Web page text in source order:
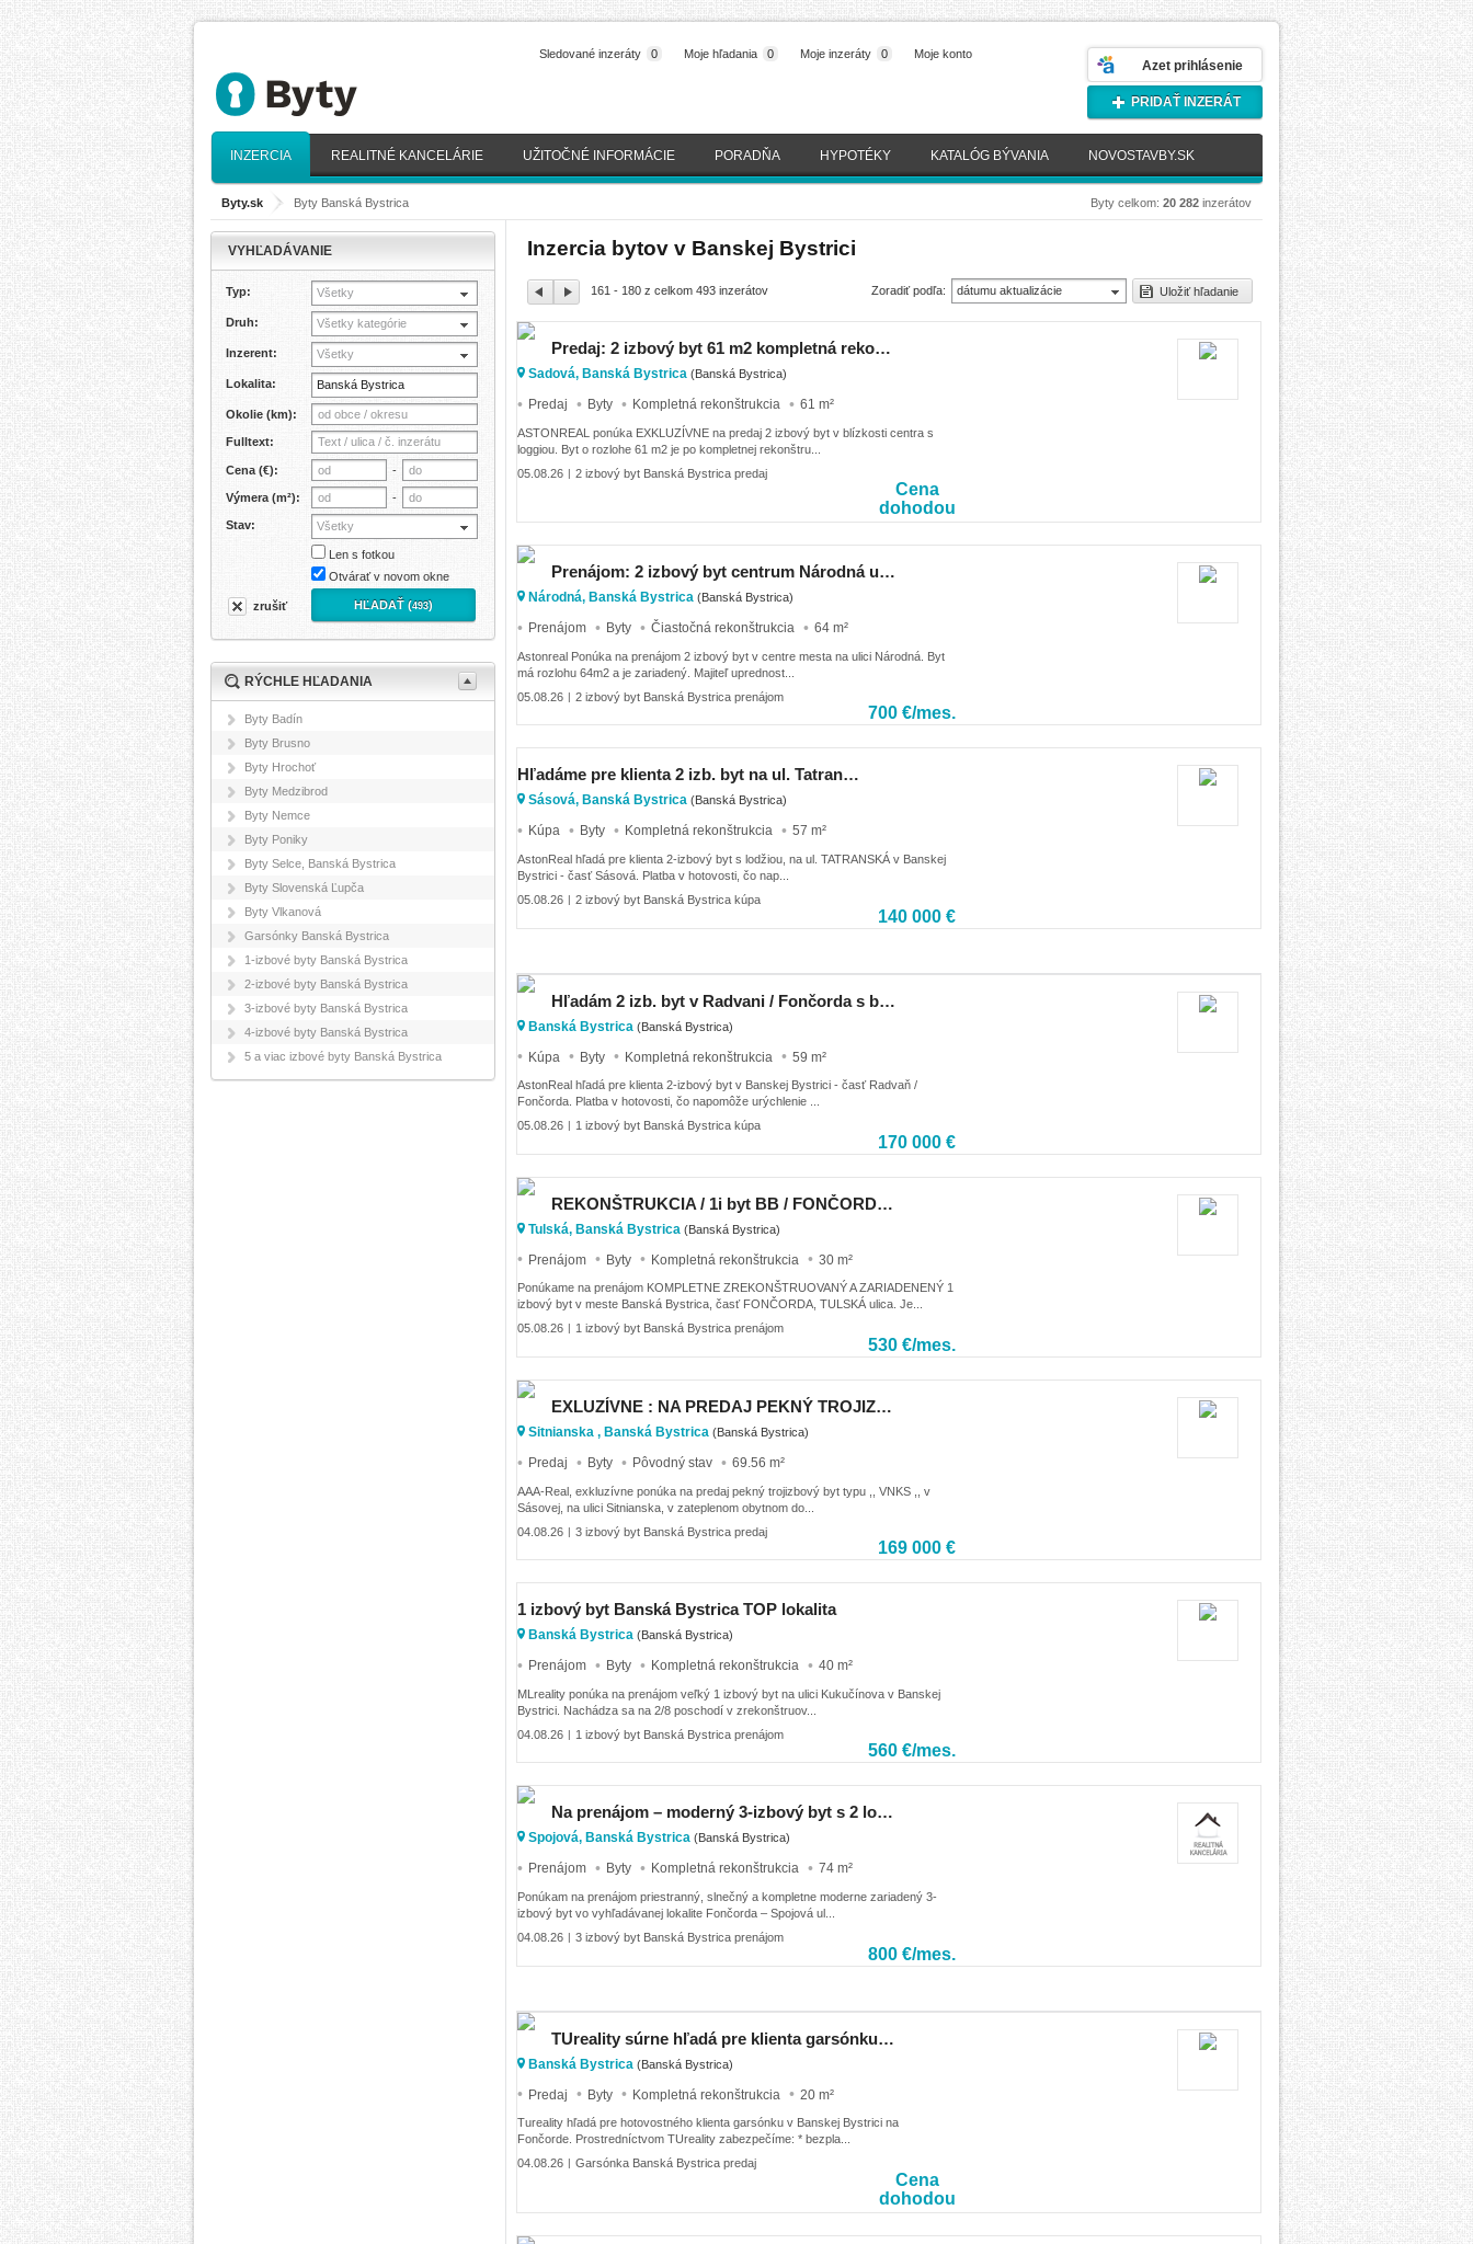
Azet prihlásenie
Moje konto
Moje inzeráty 0
Moje hľadania 0
Sledované inzeráty 0
PRIDAŤ INZERÁT
INZERCIA REALITNÉ KANCELÁRIE UŽITOČNÉ INFORMÁCIE PORADŇA HYPOTÉKY KATALÓG BÝVANIA NOVOSTAVBY.SK
Byty.sk > Byty Banská Bystrica Byty celkom: 20 282 inzerátov
Inzercia bytov v Banskej Bystrici
161 - 180 z celkom 493 inzerátov Zoradiť podľa:
dátumu aktualizácie
Uložiť hľadanie
Predaj: 2 izbový byt 61 m2 kompletná rekonštrukcia.
Sadová, Banská Bystrica (Banská Bystrica)
Predaj Byty Kompletná rekonštrukcia 61 m²
ASTONREAL ponúka EXKLUZÍVNE na predaj 2 izbový byt v blízkosti centra s
loggiou. Byt o rozlohe 61 m2 je po kompletnej rekonštru...
05.08.26 | 2 izbový byt Banská Bystrica predaj
Cena
dohodou
Prenájom: 2 izbový byt centrum Národná ul. 64m2
Národná, Banská Bystrica (Banská Bystrica)
Prenájom Byty Čiastočná rekonštrukcia 64 m²
Astonreal Ponúka na prenájom 2 izbový byt v centre mesta na ulici Národná. Byt
má rozlohu 64m2 a je zariadený. Majiteľ uprednost...
05.08.26 | 2 izbový byt Banská Bystrica prenájom
700 €/mes.
Hľadáme pre klienta 2 izb. byt na ul. Tatranská, Sásová - B.B
Sásová, Banská Bystrica (Banská Bystrica)
Kúpa Byty Kompletná rekonštrukcia 57 m²
AstonReal hľadá pre klienta 2-izbový byt s lodžiou, na ul. TATRANSKÁ v Banskej
Bystrici - časť Sásová. Platba v hotovosti, čo nap...
05.08.26 | 2 izbový byt Banská Bystrica kúpa
140 000 €
Hľadám 2 izb. byt v Radvani / Fončorda s balkónom - Banská Bystrica
Banská Bystrica (Banská Bystrica)
Kúpa Byty Kompletná rekonštrukcia 59 m²
AstonReal hľadá pre klienta 2-izbový byt v Banskej Bystrici - časť Radvaň /
Fončorda. Platba v hotovosti, čo napomôže urýchlenie ...
05.08.26 | 1 izbový byt Banská Bystrica kúpa
170 000 €
REKONŠTRUKCIA / 1i byt BB / FONČORDA / ZARIADENIE
Tulská, Banská Bystrica (Banská Bystrica)
Prenájom Byty Kompletná rekonštrukcia 30 m²
Ponúkame na prenájom KOMPLETNE ZREKONŠTRUOVANÝ A ZARIADENENÝ 1
izbový byt v meste Banská Bystrica, časť FONČORDA, TULSKÁ ulica. Je...
05.08.26 | 1 izbový byt Banská Bystrica prenájom
530 €/mes.
EXLUZÍVNE : NA PREDAJ PEKNÝ TROJIZBOVÝ BYT NA SITNIANSKEJ ULICI
Sitnianska , Banská Bystrica (Banská Bystrica)
Predaj Byty Pôvodný stav 69.56 m²
AAA-Real, exkluzívne ponúka na predaj pekný trojizbový byt typu ,, VNKS ,, v
Sásovej, na ulici Sitnianska, v zateplenom obytnom do...
04.08.26 | 3 izbový byt Banská Bystrica predaj
169 000 €
1 izbový byt Banská Bystrica TOP lokalita
Banská Bystrica (Banská Bystrica)
Prenájom Byty Kompletná rekonštrukcia 40 m²
MLreality ponúka na prenájom veľký 1 izbový byt na ulici Kukučínova v Banskej
Bystrici. Nachádza sa na 2/8 poschodí v zrekonštruov...
04.08.26 | 1 izbový byt Banská Bystrica prenájom
560 €/mes.
Na prenájom – moderný 3-izbový byt s 2 loggiami | Fončorda – Banská Bystrica
Spojová, Banská Bystrica (Banská Bystrica)
Prenájom Byty Kompletná rekonštrukcia 74 m²
Ponúkam na prenájom priestranný, slnečný a kompletne moderne zariadený 3-
izbový byt vo vyhľadávanej lokalite Fončorda – Spojová ul...
04.08.26 | 3 izbový byt Banská Bystrica prenájom
800 €/mes.
TUreality súrne hľadá pre klienta garsónku v časti Fončorda - Banská Bystrica. Platba v hotovosti.
Banská Bystrica (Banská Bystrica)
Predaj Byty Kompletná rekonštrukcia 20 m²
Tureality hľadá pre hotovostného klienta garsónku v Banskej Bystrici na
Fončorde. Prostredníctvom TUreality zabezpečíme: * bezpla...
04.08.26 | Garsónka Banská Bystrica predaj
Cena
dohodou
VYHĽADÁVANIE
Typ: Všetky
Druh: Všetky kategórie
Inzerent: Všetky
Lokalita:
Okolie (km):
Fulltext:
Cena (€): -
Výmera (m²): -
Stav: Všetky
Len s fotkou
Otvárať v novom okne
zrušiť HĽADAŤ (493)
RÝCHLE HĽADANIA
Byty Badín
Byty Brusno
Byty Hrochoť
Byty Medzibrod
Byty Nemce
Byty Poniky
Byty Selce, Banská Bystrica
Byty Slovenská Ľupča
Byty Vlkanová
Garsónky Banská Bystrica
1-izbové byty Banská Bystrica
2-izbové byty Banská Bystrica
3-izbové byty Banská Bystrica
4-izbové byty Banská Bystrica
5 a viac izbové byty Banská Bystrica